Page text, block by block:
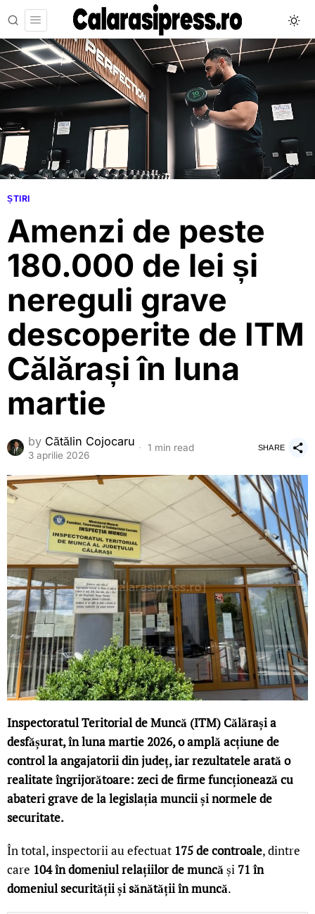
ȘTIRI
Amenzi de peste
180.000 de lei și
nereguli grave
descoperite de ITM
Călărași în luna
martie
by Cătălin Cojocaru
3 aprilie 2026
1 min read SHARE
Inspectoratul Teritorial de Muncă (ITM) Călărași a
desfășurat, în luna martie 2026, o amplă acțiune de
control la angajatorii din județ, iar rezultatele arată o
realitate îngrijorătoare: zeci de firme funcționează cu
abateri grave de la legislația muncii și normele de
securitate.
În total, inspectorii au efectuat 175 de controale, dintre
care 104 în domeniul relațiilor de muncăși 71 în
domeniul securității și sănătății în muncă.